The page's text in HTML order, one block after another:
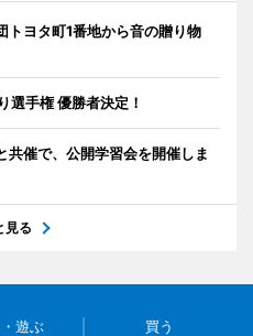
トヨタ町1番地から音の贈り物
選手権 優勝者決定！
共催で、公開学習会を開催しま
見る
遊ぶ 買う